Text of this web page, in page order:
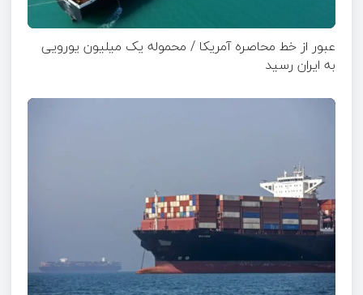
عبور از خط محاصره آمریکا / محموله یک میلیون یورویی
به ایران رسید